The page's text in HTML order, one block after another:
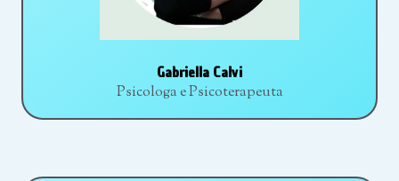
Gabriella Calvi
Psicologa e Psicoterapeuta